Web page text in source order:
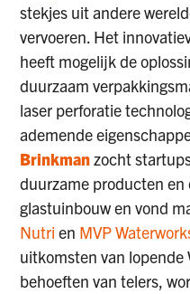
stekjes uit andere
vervoeren. Het
heeft mogelijk de
duurzaam
laser perforatie
ademende
Brinkmanzocht
duurzame producten en
glastuinbouw en vond
Nutri en MVP
uitkomsten van lopende
behoeften van telers,